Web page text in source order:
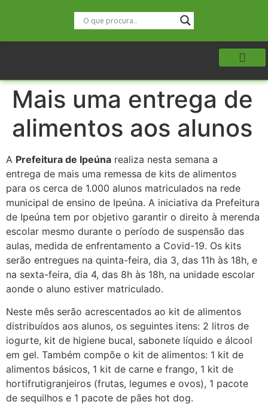
Mais uma entrega de
alimentos aos alunos
A Prefeitura de Ipeúna realiza nesta semana a
entrega de mais uma remessa de kits de alimentos
para os cerca de 1.000 alunos matriculados na rede
municipal de ensino de Ipeúna. A iniciativa da Prefeitura
de Ipeúna tem por objetivo garantir o direito à merenda
escolar mesmo durante o período de suspensão das
aulas, medida de enfrentamento a Covid-19. Os kits
serão entregues na quinta-feira, dia 3, das 11h às 18h, e
na sexta-feira, dia 4, das 8h às 18h, na unidade escolar
aonde o aluno estiver matriculado.
Neste mês serão acrescentados ao kit de alimentos
distribuídos aos alunos, os seguintes itens: 2 litros de
iogurte, kit de higiene bucal, sabonete líquido e álcool
em gel. Também compõe o kit de alimentos: 1 kit de
alimentos básicos, 1 kit de carne e frango, 1 kit de
hortifrutigranjeiros (frutas, legumes e ovos), 1 pacote
de sequilhos e 1 pacote de pães hot dog.